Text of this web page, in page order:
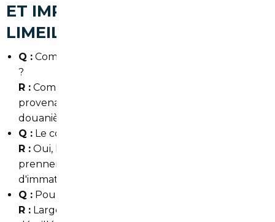
ET IMPORT DE VOITURE À
LIMEIL-BRÉVANNES
Q : Combien de temps pour importer une voiture
?
R : Comptez généralement 4 à 8 semaines selon la
provenance, le transport et les formalités
douanières.
Q : Le courtier gère-t-il la carte grise ?
R : Oui, la plupart des courtiers et mandataires
prennent en charge les démarches
d'immatriculation en Val-de-Marne.
Q : Pourquoi choisir l'Allemagne pour l'import ?
R : Large parc, historique d'entretien souvent